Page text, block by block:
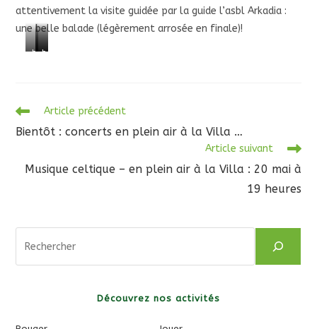
attentivement la visite guidée par la guide l’asbl Arkadia :
une belle balade (légèrement arrosée en finale)!
b
b
b
Read
articles
Article précédent
Bientôt : concerts en plein air à la Villa …
Article suivant
Musique celtique – en plein air à la Villa : 20 mai à
19 heures
Découvrez nos activités